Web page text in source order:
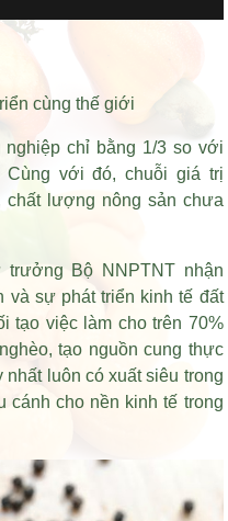
cùng thế giới
nghiệp chỉ bằng 1/3 so với
với đó, chuỗi giá trị
chất lượng nông sản chưa
trưởng Bộ NNPTNT nhận
và sự phát triển kinh tế đất
tạo việc làm cho trên 70%
tạo nguồn cung thực
luôn có xuất siêu trong
cánh cho nền kinh tế trong